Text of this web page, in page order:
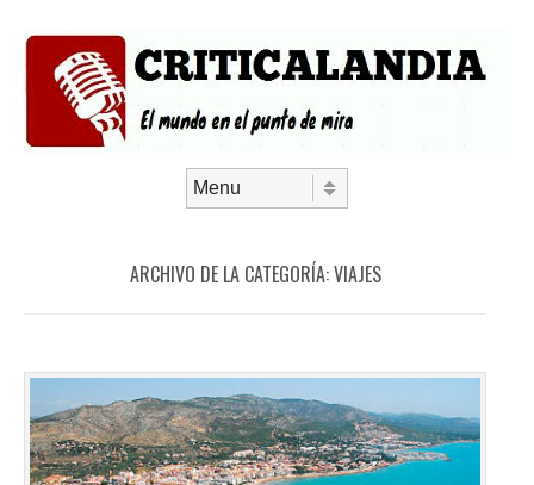
ARCHIVO DE LA CATEGORÍA:VIAJES